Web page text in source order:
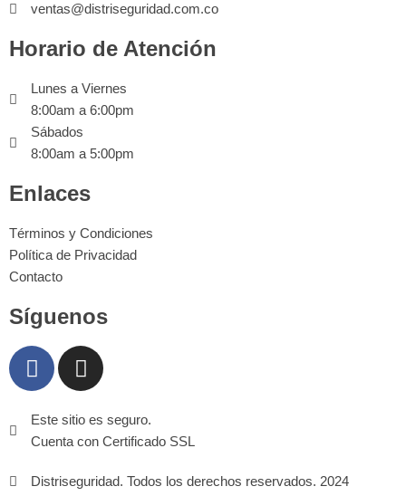
ventas@distriseguridad.com.co
Horario de Atención
Lunes a Viernes
8:00am a 6:00pm
Sábados
8:00am a 5:00pm
Enlaces
Términos y Condiciones
Política de Privacidad
Contacto
Síguenos
Este sitio es seguro.
Cuenta con Certificado SSL
Distriseguridad. Todos los derechos reservados. 2024